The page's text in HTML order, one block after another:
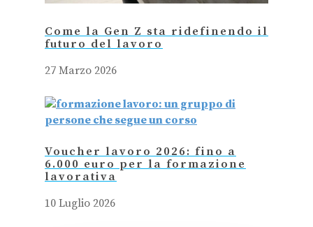
Come la Gen Z sta ridefinendo il
futuro del lavoro
27 Marzo 2026
Voucher lavoro 2026: fino a
6.000 euro per la formazione
lavorativa
10 Luglio 2026